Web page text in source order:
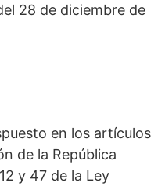
28 de diciembre de
en los artículos
de la República
y 47 de la Ley